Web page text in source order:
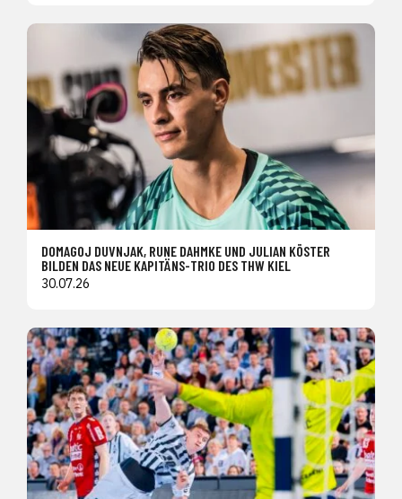
DOMAGOJ DUVNJAK, RUNE DAHMKE UND JULIAN KÖSTER
BILDEN DAS NEUE KAPITÄNS-TRIO DES THW KIEL
30.07.26